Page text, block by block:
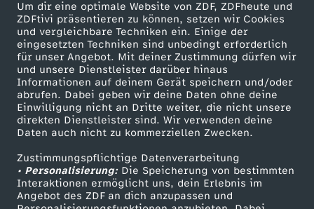
Um dir eine optimale Website von ZDF, ZDFheute und
ZDFtivi präsentieren zu können, setzen wir Cookies
und vergleichbare Techniken ein. Einige der
eingesetzten Techniken sind unbedingt erforderlich
für unser Angebot. Mit deiner Zustimmung dürfen wir
und unsere Dienstleister darüber hinaus
Informationen auf deinem Gerät speichern und/oder
abrufen. Dabei geben wir deine Daten ohne deine
Einwilligung nicht an Dritte weiter, die nicht unsere
direkten Dienstleister sind. Wir verwenden deine
Daten auch nicht zu kommerziellen Zwecken.
Zustimmungspflichtige Datenverarbeitung
• Personalisierung:Die Speicherung von bestimmten
Interaktionen ermöglicht uns, dein Erlebnis im
Angebot des ZDF an dich anzupassen und
o
r
t
e
n
e
Mehr ZDF
ZDF-Apps
Smart TV
ZDFtext
Livestreams
Sendungen A-Z
TV-Programm
Service
ZDFmitreden
Kontakt zum ZDF
Tickets
Zuschauerservice
Hilfe